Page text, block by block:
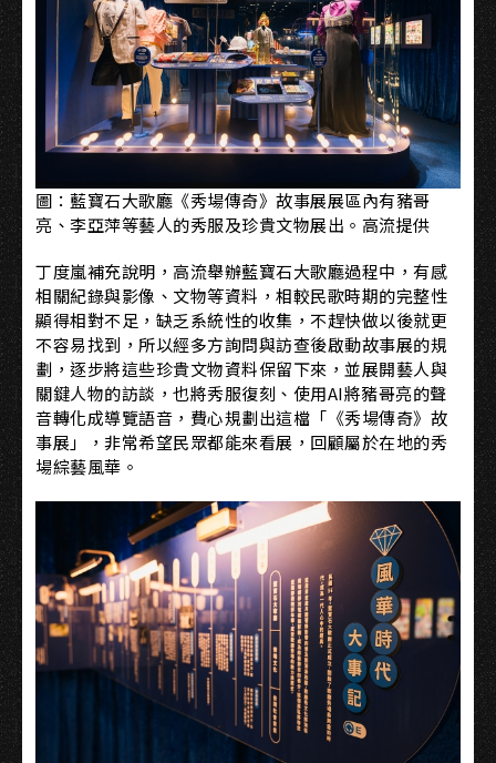
圖：藍寶石大歌廳《秀場傳奇》故事展展區內有豬哥
亮、李亞萍等藝人的秀服及珍貴文物展出。高流提供
丁度嵐補充說明，高流舉辦藍寶石大歌廳過程中，有感
相關紀錄與影像、文物等資料，相較民歌時期的完整性
顯得相對不足，缺乏系統性的收集，不趕快做以後就更
不容易找到，所以經多方詢問與訪查後啟動故事展的規
劃，逐步將這些珍貴文物資料保留下來，並展開藝人與
關鍵人物的訪談，也將秀服復刻、使用AI將豬哥亮的聲
音轉化成導覽語音，費心規劃出這檔「《秀場傳奇》故
事展」，非常希望民眾都能來看展，回顧屬於在地的秀
場綜藝風華。